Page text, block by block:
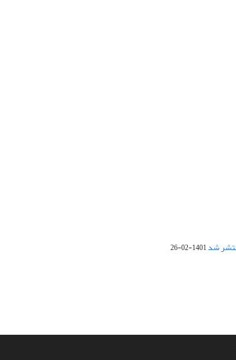
1401-02-26